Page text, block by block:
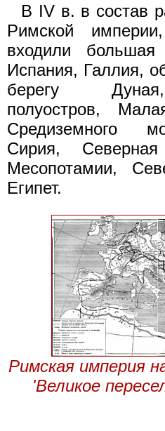
В IV в. в состав
Римской
входили большая
Испания, Галлия,
берегу
полуостров,
Средиземного
Сирия,
Месопотамии,
Египет.
Римская империя
'Великое